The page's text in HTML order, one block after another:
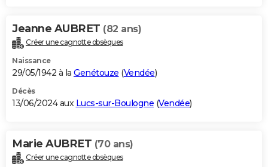
Jeanne AUBRET (82 ans)
Créer une cagnotte obsèques
Naissance
29/05/1942 à la Genétouze (Vendée)
Décès
13/06/2024 aux Lucs-sur-Boulogne (Vendée)
Marie AUBRET (70 ans)
Créer une cagnotte obsèques